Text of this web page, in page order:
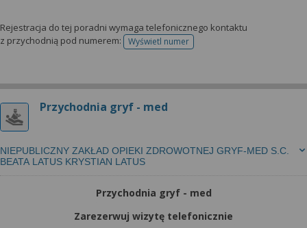
Rejestracja do tej poradni wymaga telefonicznego kontaktu
z przychodnią pod numerem:
Wyświetl numertelefonu do rejestracji
Przychodnia gryf - med
NIEPUBLICZNY ZAKŁAD OPIEKI ZDROWOTNEJ GRYF-MED S.C.
BEATA LATUS KRYSTIAN LATUS
Przychodnia gryf - med
Zarezerwuj wizytę telefonicznie